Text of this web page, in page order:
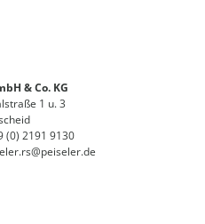
& Co. KG
1 u. 3
(0) 2191 9130